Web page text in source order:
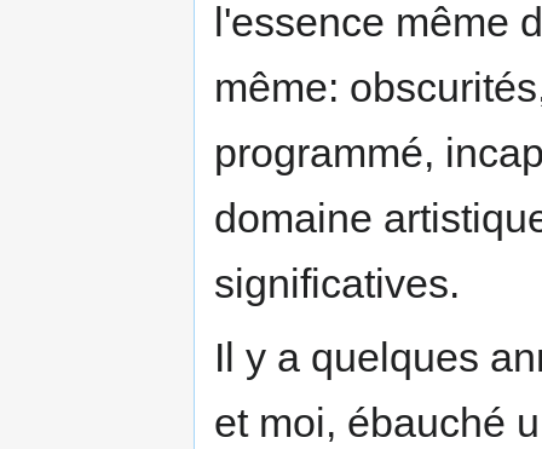
l'essence même
même:
programmé,
domaine
significatives.
Il y a quelques
et moi, ébauché